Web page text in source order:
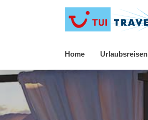
Home Urlaubsreisen